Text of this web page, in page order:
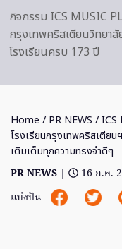
กิจกรรม ICS MUSIC
กรุงเทพคริสเตียนวิทยา
โรงเรียนครบ 173 ปี
Home / PR NEWS / ICS
โรงเรียนกรุงเทพคริสเตียน
เติมเต็มทุกความทรงจำดีๆ
PR NEWS |
16 ก.ค.
แบ่งปัน